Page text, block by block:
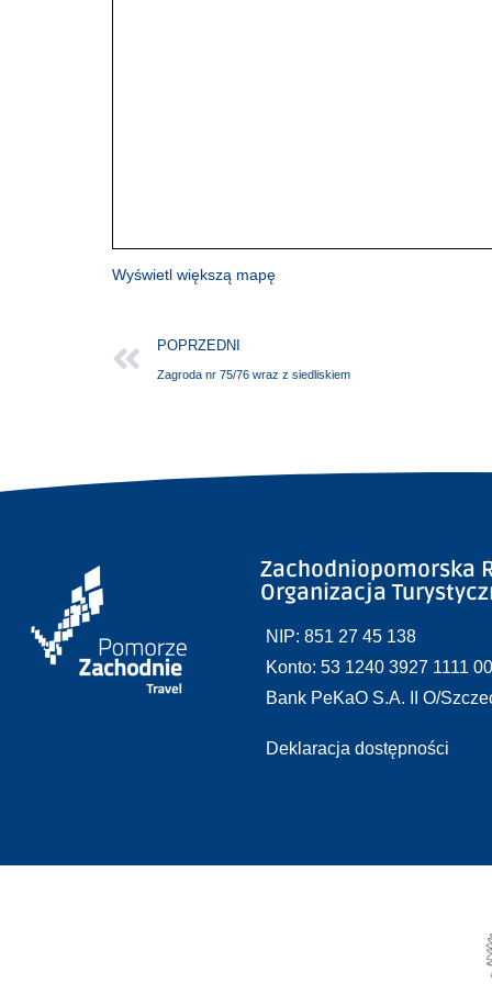
Wyświetl większą mapę
POPRZEDNI
Zagroda nr 75/76 wraz z siedliskiem
Zachodniopomorska
Organizacja
NIP: 851 27 45 138
Konto: 53 1240 3927 1111
Bank PeKaO S.A. II O/
Deklaracja dostępności